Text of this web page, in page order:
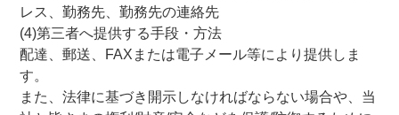
レス、勤務先、勤務先の連絡先
(4)第三者へ提供する手段・方法
配達、郵送、FAXまたは電子メール等により提供しま
す。
また、法律に基づき開示しなければならない場合や、当